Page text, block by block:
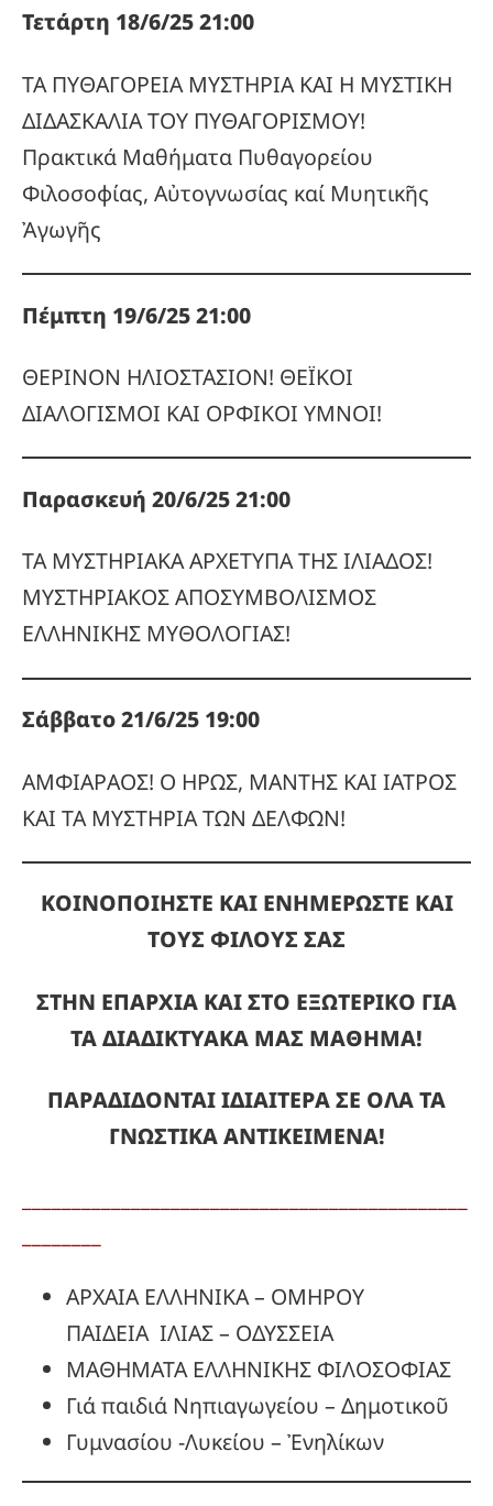
Τετάρτη 18/6/25 21:00
ΤΑ ΠΥΘΑΓΟΡΕΙΑ ΜΥΣΤΗΡΙΑ ΚΑΙ Η ΜΥΣΤΙΚΗ
ΔΙΔΑΣΚΑΛΙΑ ΤΟΥ ΠΥΘΑΓΟΡΙΣΜΟΥ!
Πρακτικά Μαθήματα Πυθαγορείου
Φιλοσοφίας, Αὐτογνωσίας καί Μυητικῆς
Ἀγωγῆς
Πέμπτη 19/6/25 21:00
ΘΕΡΙΝΟΝ ΗΛΙΟΣΤΑΣΙΟΝ! ΘΕΪΚΟΙ
ΔΙΑΛΟΓΙΣΜΟΙ ΚΑΙ ΟΡΦΙΚΟΙ ΥΜΝΟΙ!
Παρασκευή 20/6/25 21:00
ΤΑ ΜΥΣΤΗΡΙΑΚΑ ΑΡΧΕΤΥΠΑ ΤΗΣ ΙΛΙΑΔΟΣ!
ΜΥΣΤΗΡΙΑΚΟΣ ΑΠΟΣΥΜΒΟΛΙΣΜΟΣ
ΕΛΛΗΝΙΚΗΣ ΜΥΘΟΛΟΓΙΑΣ!
Σάββατο 21/6/25 19:00
ΑΜΦΙΑΡΑΟΣ! Ο ΗΡΩΣ, ΜΑΝΤΗΣ ΚΑΙ ΙΑΤΡΟΣ
ΚΑΙ ΤΑ ΜΥΣΤΗΡΙΑ ΤΩΝ ΔΕΛΦΩΝ!
ΚΟΙΝΟΠΟΙΗΣΤΕ ΚΑΙ ΕΝΗΜΕΡΩΣΤΕ ΚΑΙ
ΤΟΥΣ ΦΙΛΟΥΣ ΣΑΣ
ΣΤΗΝ ΕΠΑΡΧΙΑ ΚΑΙ ΣΤΟ ΕΞΩΤΕΡΙΚΟ ΓΙΑ
ΤΑ ΔΙΑΔΙΚΤΥΑΚΑ ΜΑΣ ΜΑΘΗΜΑ!
ΠΑΡΑΔΙΔΟΝΤΑΙ ΙΔΙΑΙΤΕΡΑ ΣΕ ΟΛΑ ΤΑ
ΓΝΩΣΤΙΚΑ ΑΝΤΙΚΕΙΜΕΝΑ!
ΑΡΧΑΙΑ ΕΛΛΗΝΙΚΑ – ΟΜΗΡΟΥ
ΠΑΙΔΕΙΑ ΙΛΙΑΣ – ΟΔΥΣΣΕΙΑ
ΜΑΘΗΜΑΤΑ ΕΛΛΗΝΙΚΗΣ ΦΙΛΟΣΟΦΙΑΣ
Γιά παιδιά Νηπιαγωγείου – Δημοτικοῦ
Γυμνασίου -Λυκείου – Ἐνηλίκων